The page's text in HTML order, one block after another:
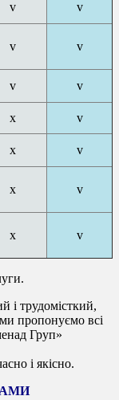
v
v
v v
v
v
x v
x
v
x v
x v
і трудомісткий,
пропонуємо всі
Груп»
і якісно.